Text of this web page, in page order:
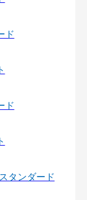
ド
ド
タンダード